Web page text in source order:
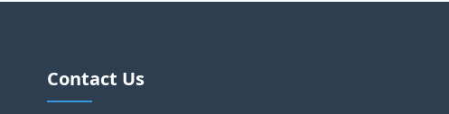
Contact Us